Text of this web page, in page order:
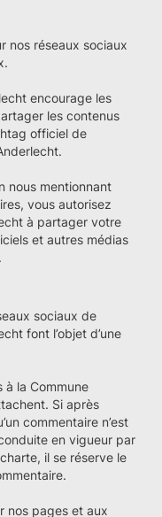
nos réseaux sociaux
encourage les
les contenus
officiel de
nous mentionnant
vous autorisez
à partager votre
et autres médias
sociaux de
font l’objet d’une
à la Commune
Si après
commentaire n’est
en vigueur par
il se réserve le
nos pages et aux